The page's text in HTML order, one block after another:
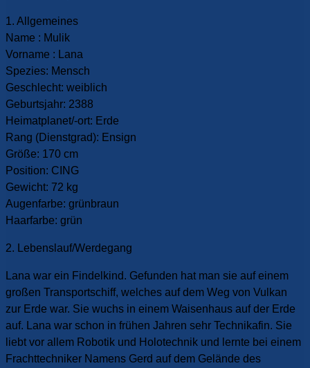
1. Allgemeines
Name : Mulik
Vorname : Lana
Spezies: Mensch
Geschlecht: weiblich
Geburtsjahr: 2388
Heimatplanet/-ort: Erde
Rang (Dienstgrad): Ensign
Größe: 170 cm
Position: CING
Gewicht: 72 kg
Augenfarbe: grünbraun
Haarfarbe: grün
2. Lebenslauf/Werdegang
Lana war ein Findelkind. Gefunden hat man sie auf einem
großen Transportschiff, welches auf dem Weg von Vulkan
zur Erde war. Sie wuchs in einem Waisenhaus auf der Erde
auf. Lana war schon in frühen Jahren sehr Technikafin. Sie
liebt vor allem Robotik und Holotechnik und lernte bei einem
Frachttechniker Namens Gerd auf dem Gelände des